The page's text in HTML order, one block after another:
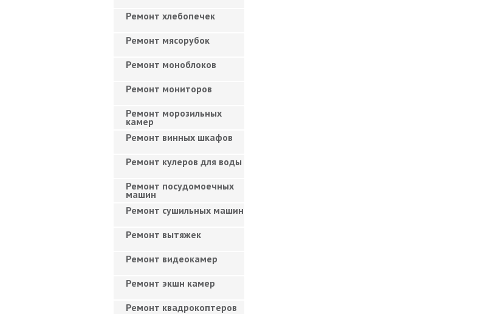
Ремонт хлебопечек
Ремонт мясорубок
Ремонт моноблоков
Ремонт мониторов
Ремонт морозильных
камер
Ремонт винных шкафов
Ремонт кулеров для воды
Ремонт посудомоечных
машин
Ремонт сушильных машин
Ремонт вытяжек
Ремонт видеокамер
Ремонт экшн камер
Ремонт квадрокоптеров